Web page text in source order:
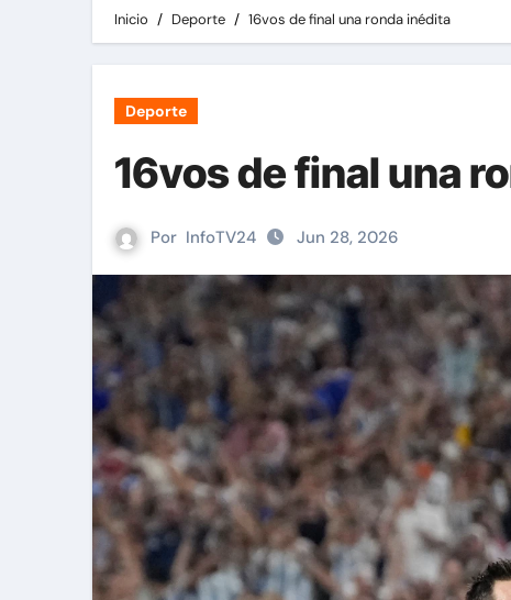
Inicio Deporte 16vos de final una ronda inédita
Deporte
16vos de final una
Por InfoTV24 Jun 28, 2026